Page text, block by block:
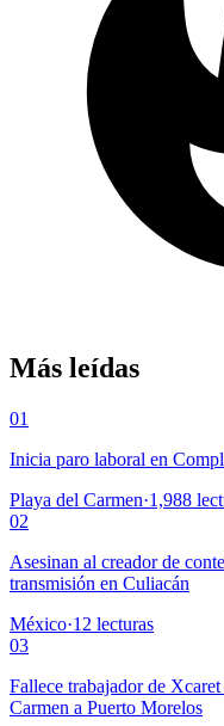
Más leídas
01
Inicia paro laboral en
Playa del Carmen·1,988
02
Asesinan al creador de
transmisión en Culiacán
México·12 lecturas
03
Fallece trabajador de
Carmen a Puerto Morelos